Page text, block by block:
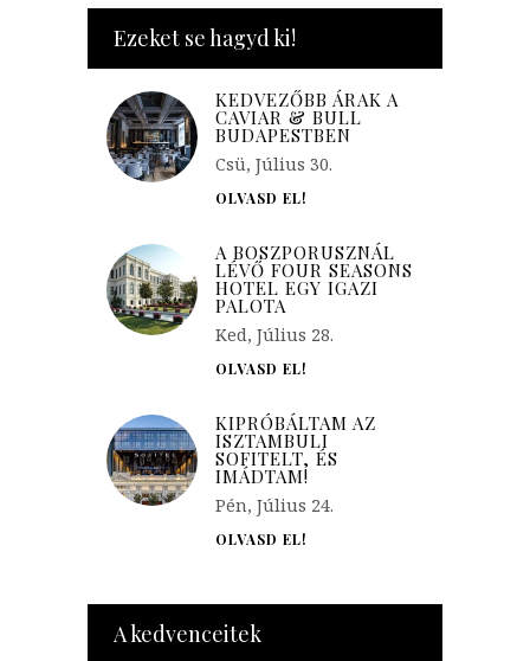
Ezeket se hagyd ki!
KEDVEZŐBB ÁRAK A
CAVIAR & BULL
BUDAPESTBEN
Csü, Július 30.
OLVASD EL!
A BOSZPORUSZNÁL
LÉVŐ FOUR SEASONS
HOTEL EGY IGAZI
PALOTA
Ked, Július 28.
OLVASD EL!
KIPRÓBÁLTAM AZ
ISZTAMBULI
SOFITELT, ÉS
IMÁDTAM!
Pén, Július 24.
OLVASD EL!
A kedvenceitek